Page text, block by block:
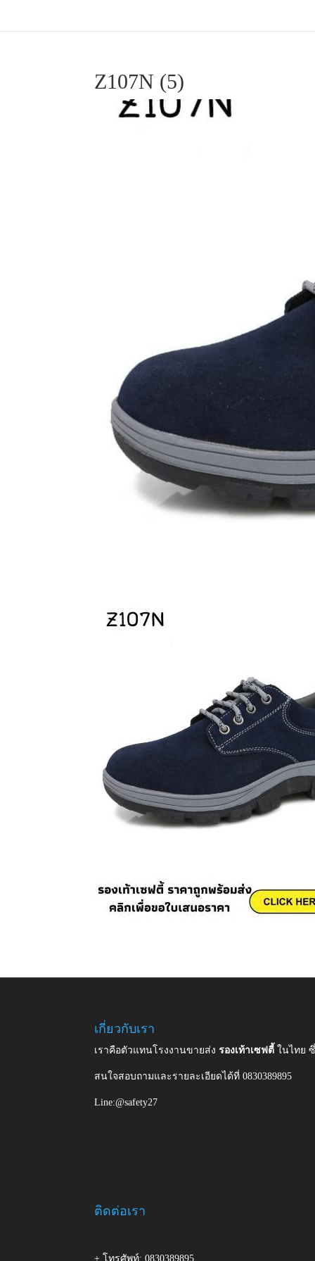
Z107N (5)
เกี่ยวกับเรา
เราคือตัวแทนโรงงานขายส่งรองเท้าเซฟตี้ในไทย
สนใจสอบถามและรายละเอียดได้ที่ 0830389895
Line:@safety27
ติดต่อเรา
+ โทรศัพท์: 0830389895